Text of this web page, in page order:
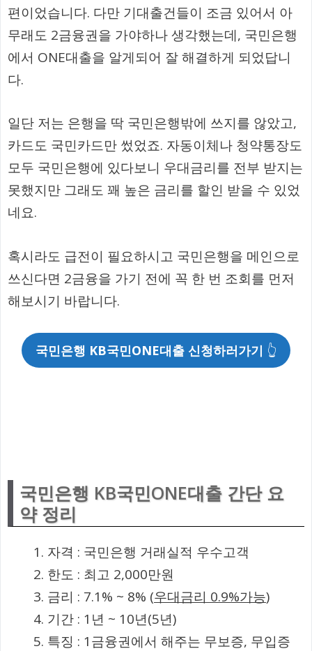
편이었습니다. 다만 기대출건들이 조금 있어서 아
무래도 2금융권을 가야하나 생각했는데, 국민은행
에서 ONE대출을 알게되어 잘 해결하게 되었답니
다.
일단 저는 은행을 딱 국민은행밖에 쓰지를 않았고,
카드도 국민카드만 썼었죠. 자동이체나 청약통장도
모두 국민은행에 있다보니 우대금리를 전부 받지는
못했지만 그래도 꽤 높은 금리를 할인 받을 수 있었
네요.
혹시라도 급전이 필요하시고 국민은행을 메인으로
쓰신다면 2금융을 가기 전에 꼭 한 번 조회를 먼저
해보시기 바랍니다.
국민은행 KB국민ONE대출 신청하러가기 👆
국민은행 KB국민ONE대출 간단 요
약 정리
자격 : 국민은행 거래실적 우수고객
한도 : 최고 2,000만원
금리 : 7.1% ~ 8% (우대금리 0.9%가능)
기간 : 1년 ~ 10년(5년)
특징 : 1금융권에서 해주는 무보증, 무입증